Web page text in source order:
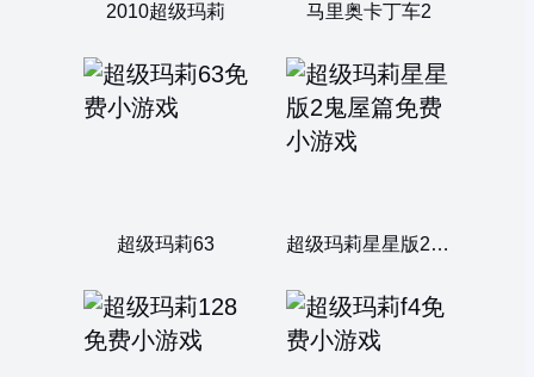
2010超级玛莉 马里奥卡丁车2
超级玛莉63 超级玛莉星星版2鬼屋篇